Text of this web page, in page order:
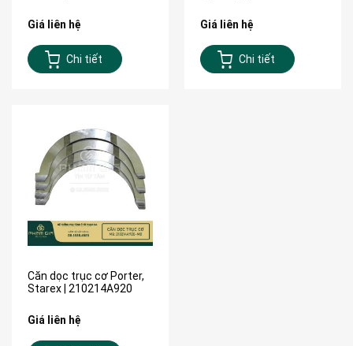
Giá liên hệ
Chi tiết
Giá liên hệ
Chi tiết
Căn dọc trục cơ Porter,
Starex | 210214A920
Giá liên hệ